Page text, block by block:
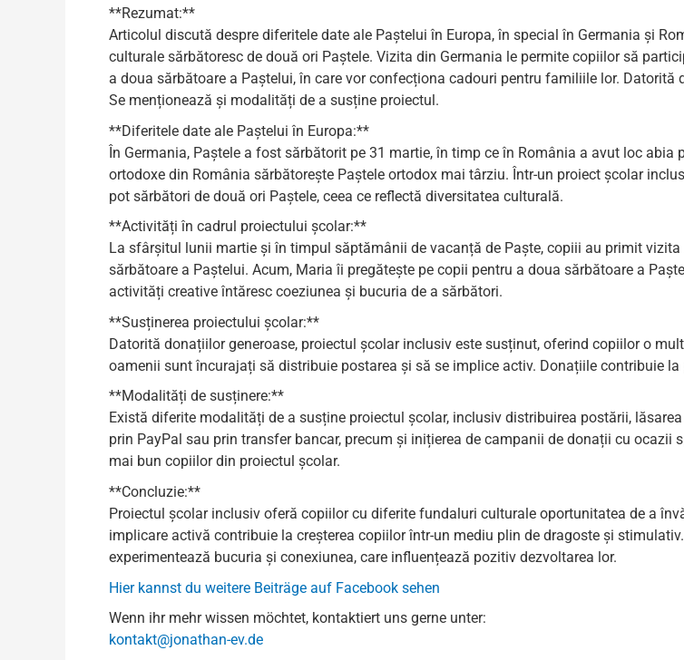
**Rezumat:**
Articolul discută despre diferitele date ale Paștelui în Europa, în special în Germania și
culturale sărbătoresc de două ori Paștele. Vizita din Germania le permite copiilor să
a doua sărbătoare a Paștelui, în care vor confecționa cadouri pentru familiile lor.
Se menționează și modalități de a susține proiectul.
**Diferitele date ale Paștelui în Europa:**
În Germania, Paștele a fost sărbătorit pe 31 martie, în timp ce în România a avut loc
ortodoxe din România sărbătorește Paștele ortodox mai târziu. Într-un proiect școlar
pot sărbători de două ori Paștele, ceea ce reflectă diversitatea culturală.
**Activități în cadrul proiectului școlar:**
La sfârșitul lunii martie și în timpul săptămânii de vacanță de Paște, copiii au primit
sărbătoare a Paștelui. Acum, Maria îi pregătește pe copii pentru a doua sărbătoare a
activități creative întăresc coeziunea și bucuria de a sărbători.
**Susținerea proiectului școlar:**
Datorită donațiilor generoase, proiectul școlar inclusiv este susținut, oferind copiilor o
oamenii sunt încurajați să distribuie postarea și să se implice activ. Donațiile contribuie
**Modalități de susținere:**
Există diferite modalități de a susține proiectul școlar, inclusiv distribuirea postării,
prin PayPal sau prin transfer bancar, precum și inițierea de campanii de donații cu
mai bun copiilor din proiectul școlar.
**Concluzie:**
Proiectul școlar inclusiv oferă copiilor cu diferite fundaluri culturale oportunitatea de a
implicare activă contribuie la creșterea copiilor într-un mediu plin de dragoste și
experimentează bucuria și conexiunea, care influențează pozitiv dezvoltarea lor.
Hier kannst du weitere Beiträge auf Facebook sehen
Wenn ihr mehr wissen möchtet, kontaktiert uns gerne unter:
kontakt@jonathan-ev.de